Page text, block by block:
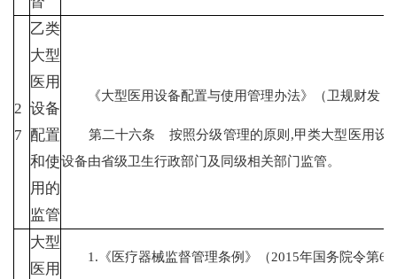
2
7
乙类
大型
医用
设备
配置
和使
用的
监管
《大型医用设备配置与使用管理办法》（卫规财发〔
第二十六条 按照分级管理的原则,甲类大型医用设备
设备由省级卫生行政部门及同级相关部门监管。
大型
医用
1.《医疗器械监督管理条例》（2015年国务院令第